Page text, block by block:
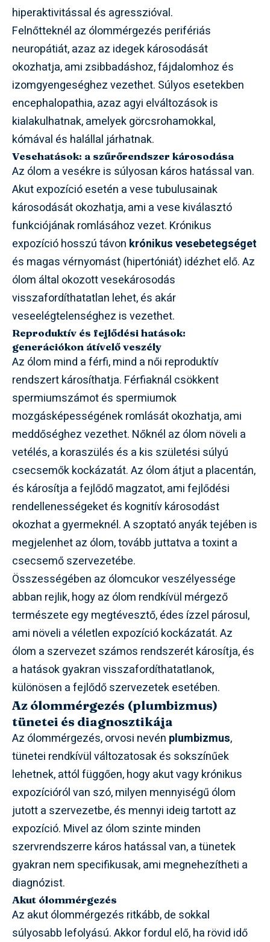
hiperaktivitással és agresszióval.
Felnőtteknél az ólommérgezés perifériás
neuropátiát, azaz az idegek károsodását
okozhatja, ami zsibbadáshoz, fájdalomhoz és
izomgyengeséghez vezethet. Súlyos esetekben
encephalopathia, azaz agyi elváltozások is
kialakulhatnak, amelyek görcsrohamokkal,
kómával és halállal járhatnak.
Vesehatások: a szűrőrendszer károsodása
Az ólom a vesékre is súlyosan káros hatással van.
Akut expozíció esetén a vese tubulusainak
károsodását okozhatja, ami a vese kiválasztó
funkciójának romlásához vezet. Krónikus
expozíció hosszú távon krónikus vesebetegséget
és magas vérnyomást (hipertóniát) idézhet elő. Az
ólom által okozott vesekárosodás
visszafordíthatatlan lehet, és akár
veseelégtelenséghez is vezethet.
Reproduktív és fejlődési hatások:
generációkon átívelő veszély
Az ólom mind a férfi, mind a női reproduktív
rendszert károsíthatja. Férfiaknál csökkent
spermiumszámot és spermiumok
mozgásképességének romlását okozhatja, ami
meddőséghez vezethet. Nőknél az ólom növeli a
vetélés, a koraszülés és a kis születési súlyú
csecsemők kockázatát. Az ólom átjut a placentán,
és károsítja a fejlődő magzatot, ami fejlődési
rendellenességeket és kognitív károsodást
okozhat a gyermeknél. A szoptató anyák tejében is
megjelenhet az ólom, tovább juttatva a toxint a
csecsemő szervezetébe.
Összességében az ólomcukor veszélyessége
abban rejlik, hogy az ólom rendkívül mérgező
természete egy megtévesztő, édes ízzel párosul,
ami növeli a véletlen expozíció kockázatát. Az
ólom a szervezet számos rendszerét károsítja, és
a hatások gyakran visszafordíthatatlanok,
különösen a fejlődő szervezetek esetében.
Az ólommérgezés (plumbizmus)
tünetei és diagnosztikája
Az ólommérgezés, orvosi nevén plumbizmus,
tünetei rendkívül változatosak és sokszínűek
lehetnek, attól függően, hogy akut vagy krónikus
expozícióról van szó, milyen mennyiségű ólom
jutott a szervezetbe, és mennyi ideig tartott az
expozíció. Mivel az ólom szinte minden
szervrendszerre káros hatással van, a tünetek
gyakran nem specifikusak, ami megnehezítheti a
diagnózist.
Akut ólommérgezés
Az akut ólommérgezés ritkább, de sokkal
súlyosabb lefolyású. Akkor fordul elő, ha rövid idő